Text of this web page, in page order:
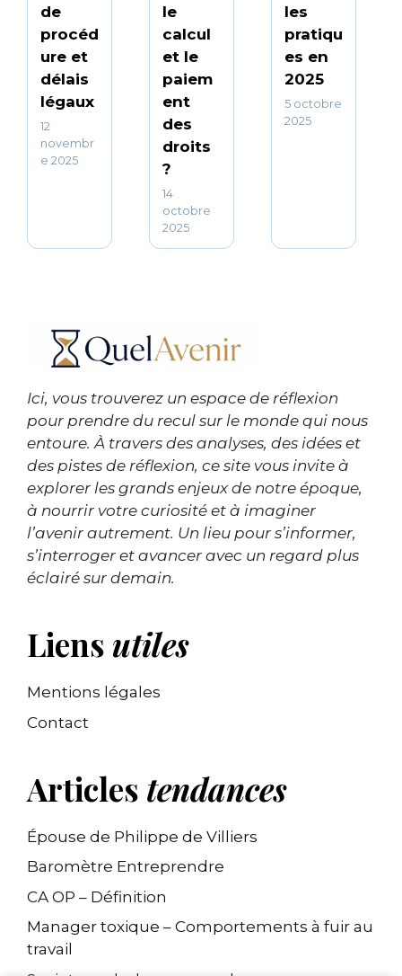
de
procéd
ure et
délais
légaux
12
novembr
e 2025
le
calcul
et le
paiem
ent
des
droits
?
14
octobre
2025
les
pratiqu
es en
2025
5 octobre
2025
Ici, vous trouverez un espace de réflexion
pour prendre du recul sur le monde qui nous
entoure. À travers des analyses, des idées et
des pistes de réflexion, ce site vous invite à
explorer les grands enjeux de notre époque,
à nourrir votre curiosité et à imaginer
l’avenir autrement. Un lieu pour s’informer,
s’interroger et avancer avec un regard plus
éclairé sur demain.
Liens utiles
Mentions légales
Contact
Articles tendances
Épouse de Philippe de Villiers
Baromètre Entreprendre
CA OP – Définition
Manager toxique – Comportements à fuir au
travail